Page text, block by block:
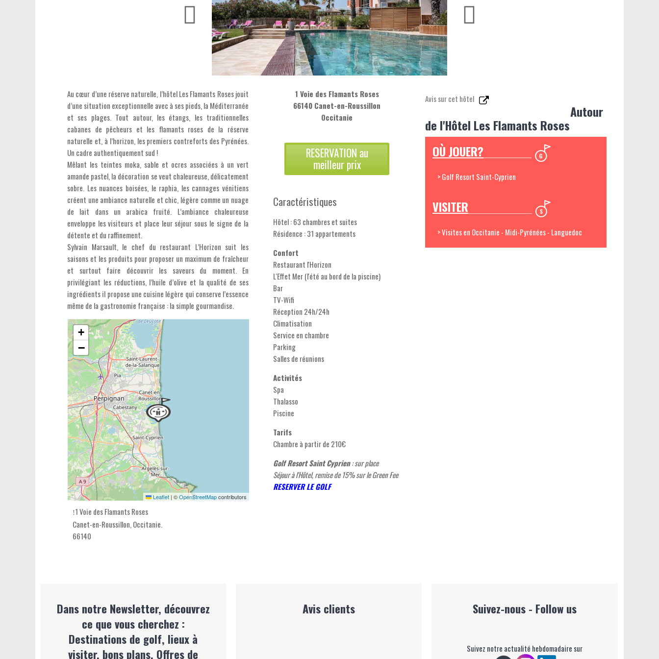
Au cœur d’une réserve naturelle, l’hôtel Les Flamants Roses jouit
d’une situation exceptionnelle avec à ses pieds, la Méditerranée
et ses plages. Tout autour, les étangs, les traditionnelles
cabanes de pêcheurs et les flamants roses de la réserve
naturelle et, à l’horizon, les premiers contreforts des Pyrénées.
Un cadre authentiquement sud !
Mêlant les teintes moka, sable et ocres associées à un vert
amande pastel, la décoration se veut chaleureuse, délicatement
sobre. Les nuances boisées, le raphia, les cannages vénitiens
créent une ambiance naturelle et chic, légère comme un nuage
de lait dans un arabica fruité. L’ambiance chaleureuse
enveloppe les visiteurs et place leur séjour sous le signe de la
détente et du raffinement.
Sylvain Marsault, le chef du restaurant L’Horizon suit les
saisons et les produits pour proposer un maximum de fraîcheur
et surtout faire découvrir les saveurs du moment. En
privilégiant les réductions, l’huile d’olive et la qualité de ses
ingrédients il propose une cuisine légère qui conserve l’essence
même de la gastronomie française : la simple gourmandise.
+
−
Leaflet | ©OpenStreetMapcontributors
1 Voie des Flamants Roses
Canet-en-Roussillon, Occitanie.
66140
1 Voie des Flamants Roses
66140 Canet-en-Roussillon
Occitanie
RESERVATION au
meilleur prix
Caractéristiques
Hôtel : 63 chambres et suites
Résidence : 31 appartements
Confort
Restaurant l'Horizon
L'Effet Mer (l'été au bord de la piscine)
Bar
TV-Wifi
Réception 24h/24h
Climatisation
Service en chambre
Parking
Salles de réunions
Activités
Spa
Thalasso
Piscine
Tarifs
Chambre à partir de 210€
Golf Resort Saint Cyprien: sur place
Séjour à l'Hôtel, remise de 15% sur le Green Fee
RESERVER LE GOLF
Avis sur cet hôtel
Autour
de l'Hôtel Les Flamants Roses
OÙ JOUER?
> Golf Resort Saint-Cyprien
VISITER
> Visites en Occitanie - Midi-Pyrénées - Languedoc
Dans notre Newsletter, découvrez
ce que vous cherchez :
Destinations de golf, lieux à
visiter, bons plans, Offres de
Avis clients Suivez-nous - Follow us
Suivez notre actualité hebdomadaire sur